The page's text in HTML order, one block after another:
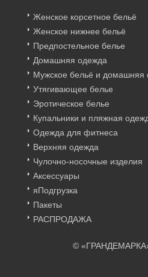
Женское корсетное бельё
Женское нижнее бельё
Предпостельное белье
Домашняя одежда
Мужское бельё и домашняя
Утягивающее белье
Эротическое белье
Купальники и пляжная
Одежда для фитнеса
Верхняя одежда
Чулочно-носочные изделия
Аксессуары
яПодгрузка
Пакеты
РАСПРОДАЖА
©